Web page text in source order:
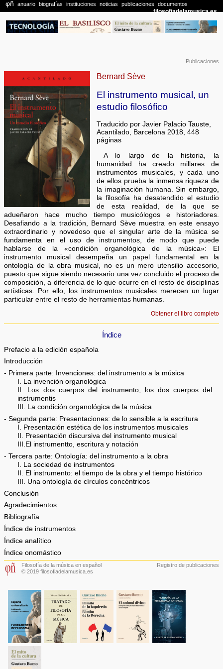
Publicaciones
Bernard Sève
El instrumento musical, un
estudio filosófico
Traducido por Javier Palacio Tauste,
Acantilado, Barcelona 2018, 448
páginas
A lo largo de la historia, la
humanidad ha creado millares de
instrumentos musicales, y cada uno
de ellos prueba la inmensa riqueza de
la imaginación humana. Sin embargo,
la filosofía ha desatendido el estudio
de esta realidad, de la que se
adueñaron hace mucho tiempo musicólogos e historiadores.
Desafiando a la tradición, Bernard Sève muestra en este ensayo
extraordinario y novedoso que el singular arte de la música se
fundamenta en el uso de instrumentos, de modo que puede
hablarse de la «condición organológica de la música»: El
instrumento musical desempeña un papel fundamental en la
ontología de la obra musical, no es un mero utensilio accesorio,
puesto que sigue siendo necesario una vez concluido el proceso de
composición, a diferencia de lo que ocurre en el resto de disciplinas
artísticas. Por ello, los instrumentos musicales merecen un lugar
particular entre el resto de herramientas humanas.
Obtener el libro completo
Índice
Prefacio a la edición española
Introducción
- Primera parte: Invenciones: del instrumento a la música
I. La invención organológica
II. Los dos cuerpos del instrumento, los dos cuerpos del
instrumentis
III. La condición organológica de la música
- Segunda parte: Presentaciones: de lo sensible a la escritura
I. Presentación estética de los instrumentos musicales
II. Presentación discursiva del instrumento musical
III.El instrumentto, escritura y notación
- Tercera parte: Ontología: del instrumento a la obra
I. La sociedad de instrumentos
II. El instrumento: el tiempo de la obra y el tiempo histórico
III. Una ontología de círculos concéntricos
Conclusión
Agradecimientos
Bibliografía
Índice de instrumentos
Índice analítico
Índice onomástico
Filosofía de la música en español
© 2019 filosofiadelamusica.es
Registro de publicaciones